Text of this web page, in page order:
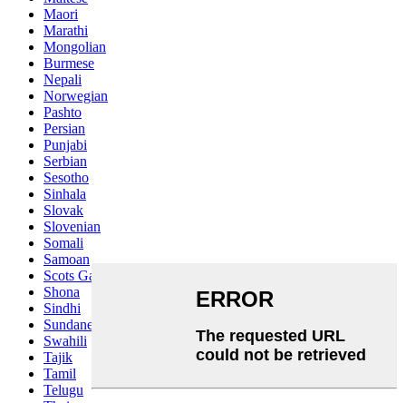
Maori
Marathi
Mongolian
Burmese
Nepali
Norwegian
Pashto
Persian
Punjabi
Serbian
Sesotho
Sinhala
Slovak
Slovenian
Somali
Samoan
Scots Gaelic
Shona
Sindhi
Sundanese
Swahili
Tajik
Tamil
Telugu